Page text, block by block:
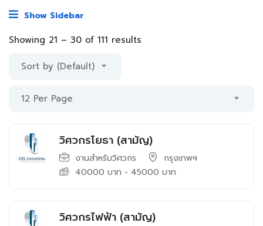
Show Sidebar
Showing 21 – 30 of 111 results
Sort by (Default)
12 Per Page
วิศวกรโยธา (สามัญ)
งานสำหรับวิศวกร
กรุงเทพฯ
40000 บาท - 45000 บาท
วิศวกรไฟฟ้า (สามัญ)